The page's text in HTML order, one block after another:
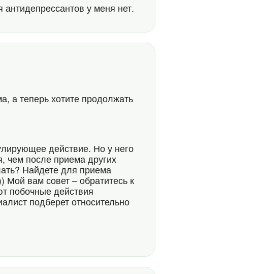
у меня нет.
а теперь хотите продолжать
действие. Но у него
чем после приема других
Найдете для приема
Мой вам совет – обратитесь к
побочные действия
подберет относительно